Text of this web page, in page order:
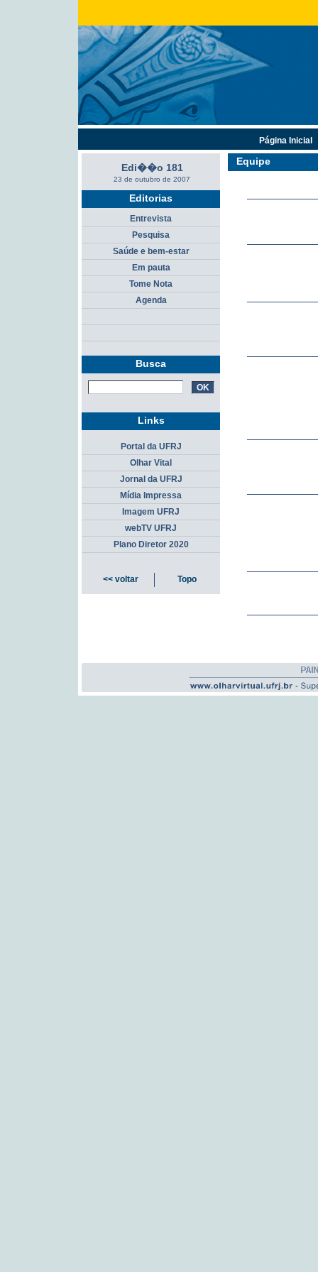
Equipe
Edi��o 181
23 de outubro de 2007
Editorias
Entrevista
Pesquisa
Saúde e bem-estar
Em pauta
Tome Nota
Agenda
Busca
Página Inicial
Links
Portal da UFRJ
Olhar Vital
Jornal da UFRJ
Mídia Impressa
Imagem UFRJ
webTV UFRJ
Plano Diretor 2020
<< voltar Topo